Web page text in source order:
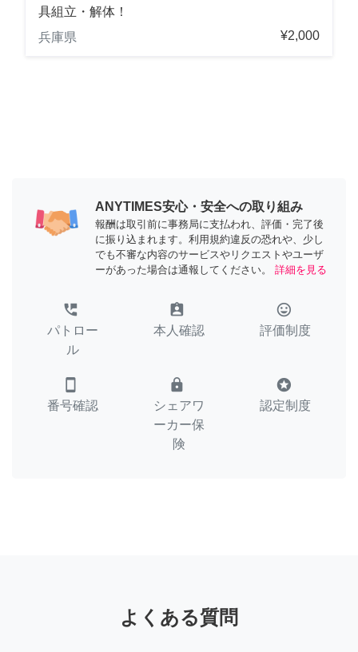
具組立・解体！
兵庫県
¥2,000
ANYTIMES安心・安全への取り組み
報酬は取引前に事務局に支払われ、評価・完了後
に振り込まれます。利用規約違反の恐れや、少し
でも不審な内容のサービスやリクエストやユーザ
ーがあった場合は通報してください。
詳細を見る
perm_phone_msg
パトロー
ル
assignment_ind
本人確認
tag_faces
評価制度
smartphone
番号確認
lock
シェアワ
ーカー保
険
stars
認定制度
よくある質問